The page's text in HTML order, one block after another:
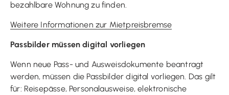
bezahlbare Wohnung zu finden.
Weitere Informationen zur Mietpreisbremse
Passbilder müssen digital vorliegen
Wenn neue Pass- und Ausweisdokumente beantragt
werden, müssen die Passbilder digital vorliegen. Das gilt
für: Reisepässe, Personalausweise, elektronische